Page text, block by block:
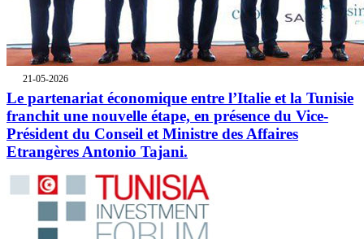
21-05-2026
Le partenariat économique entre l’Italie et la Tunisie
franchit une nouvelle étape, en présence du Vice-
Président du Conseil et Ministre des Affaires
Etrangères Antonio Tajani.